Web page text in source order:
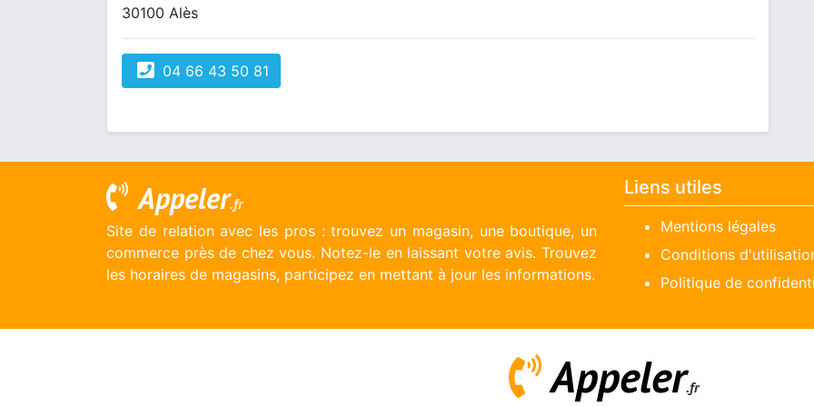
30100 Alès
04 66 43 50 81
Appeler.fr
Site de relation avec les pros : trouvez un magasin, une boutique, un
commerce près de chez vous. Notez-le en laissant votre avis. Trouvez
les horaires de magasins, participez en mettant à jour les informations.
Liens utiles
Mentions légales
Conditions
Politique de
Appeler.fr